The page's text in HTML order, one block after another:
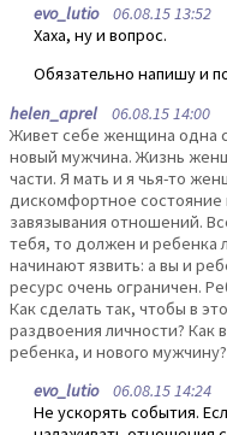
evo_lutio06.08.15 13:52
Хаха, ну и вопрос.
Обязательно напишу и
helen_aprel 06.08.15 14:00
Живет себе женщина одна
новый мужчина. Жизнь
части. Я мать и я чья-то
дискомфортное состояние
завязывания отношений.
тебя, то должен и ребенка
начинают язвить: а вы и
ресурс очень ограничен.
Как сделать так, чтобы в
раздвоения личности?
ребенка, и нового
evo_lutio06.08.15 14:24
Не ускорять события.